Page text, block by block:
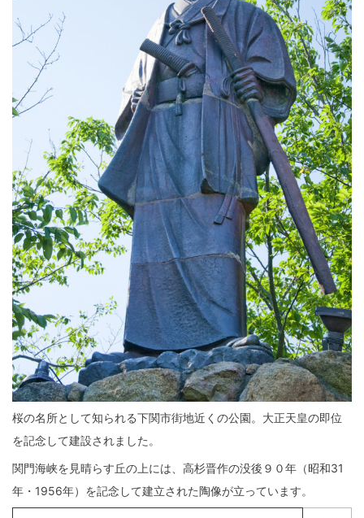
桜の名所として知られる下関市街地近くの公園。大正天皇の即位
を記念して建設されました。
関門海峡を見晴らす丘の上には、高杉晋作の没後９０年（昭和31
年・1956年）を記念して建立された陶像が立っています。